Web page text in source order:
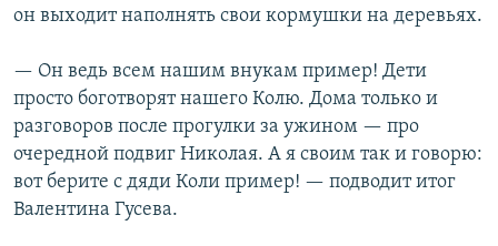
он выходит наполнять свои кормушки на деревьях.
— Он ведь всем нашим внукам пример! Дети
просто боготворят нашего Колю. Дома только и
разговоров после прогулки за ужином — про
очередной подвиг Николая. А я своим так и говорю:
вот берите с дяди Коли пример! — подводит итог
Валентина Гусева.